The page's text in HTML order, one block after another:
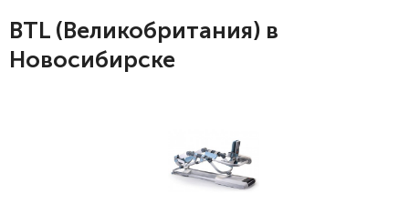
BTL (Великобритания) в
Новосибирске